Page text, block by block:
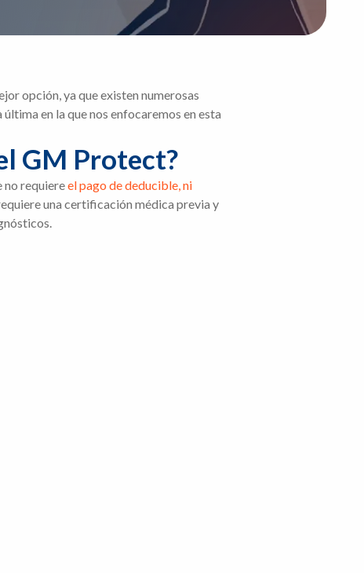
opción, ya que existen numerosas
en la que nos enfocaremos en esta
GM Protect?
no requiereel pago de deducible, ni
una certificación médica previa y